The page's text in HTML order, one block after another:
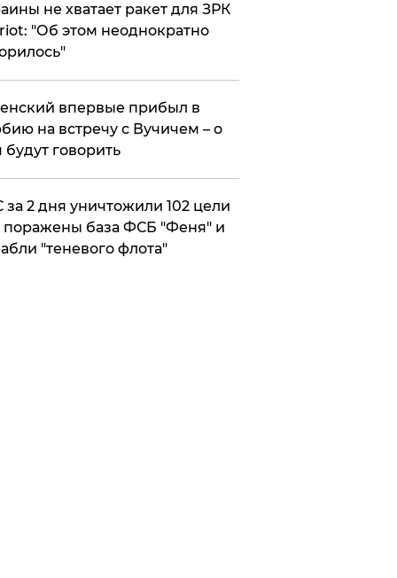
не хватает ракет для ЗРК
"Об этом неоднократно
впервые прибыл в
на встречу с Вучичем – о
будут говорить
за 2 дня уничтожили 102 цели
база ФСБ "Феня" и
"теневого флота"